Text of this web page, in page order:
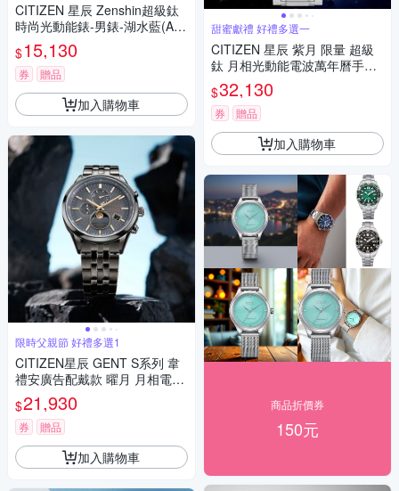
CITIZEN 星辰 Zenshin超級鈦
時尚光動能錶-男錶-湖水藍(AW
0130-85M)39.5mm
$15,130
券 贈品
加入購物車
限時父親節 好禮多選1
CITIZEN星辰 GENT S系列 韋
禮安廣告配戴款 曜月 月相電波
光動能腕錶 父親節 禮物 推薦 4
3mm/BY1037-51H
$21,930
券 贈品
加入購物車
甜蜜獻禮 好禮多選一
CITIZEN 星辰 紫月 限量 超級
鈦 月相光動能電波萬年曆手錶
七夕浪漫購 送禮首選-紫 BY101
0-81Z
$32,130
券 贈品
加入購物車
商品折價券
150元